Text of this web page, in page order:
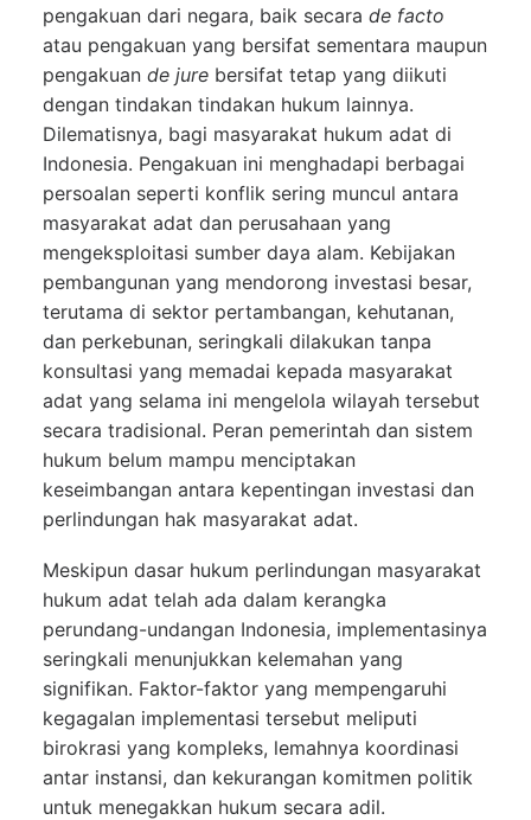
pengakuan dari negara, baik secara de facto
atau pengakuan yang bersifat sementara maupun
pengakuan de jure bersifat tetap yang diikuti
dengan tindakan tindakan hukum lainnya.
Dilematisnya, bagi masyarakat hukum adat di
Indonesia. Pengakuan ini menghadapi berbagai
persoalan seperti konflik sering muncul antara
masyarakat adat dan perusahaan yang
mengeksploitasi sumber daya alam. Kebijakan
pembangunan yang mendorong investasi besar,
terutama di sektor pertambangan, kehutanan,
dan perkebunan, seringkali dilakukan tanpa
konsultasi yang memadai kepada masyarakat
adat yang selama ini mengelola wilayah tersebut
secara tradisional. Peran pemerintah dan sistem
hukum belum mampu menciptakan
keseimbangan antara kepentingan investasi dan
perlindungan hak masyarakat adat.
Meskipun dasar hukum perlindungan masyarakat
hukum adat telah ada dalam kerangka
perundang-undangan Indonesia, implementasinya
seringkali menunjukkan kelemahan yang
signifikan. Faktor-faktor yang mempengaruhi
kegagalan implementasi tersebut meliputi
birokrasi yang kompleks, lemahnya koordinasi
antar instansi, dan kekurangan komitmen politik
untuk menegakkan hukum secara adil.